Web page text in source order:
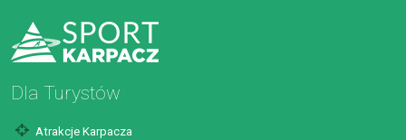
Dla Turystów
Atrakcje Karpacza